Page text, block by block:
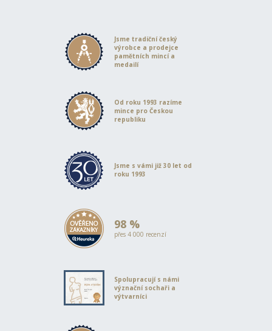
Jsme tradiční český
výrobce a prodejce
pamětních mincí a
medailí
Od roku 1993 razíme
mince pro Českou
republiku
Jsme s vámi již 30 let od
roku 1993
98 %
přes 4 000 recenzí
Spolupracují s námi
význační sochaři a
výtvarníci